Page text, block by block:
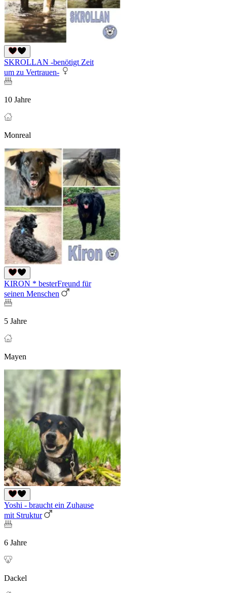
SKROLLAN -benötigt Zeit
um zu Vertrauen-
10 Jahre
Monreal
KIRON * besterFreund für
seinen Menschen
5 Jahre
Mayen
Yoshi - braucht ein Zuhause
mit Struktur
6 Jahre
Dackel